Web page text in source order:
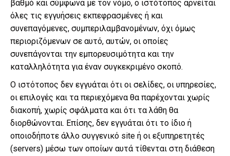
βαθμό και σύμφωνα με τον νόμο, ο ιστότοπος αρνείται
όλες τις εγγυήσεις εκπεφρασμένες ή και
συνεπαγόμενες, συμπεριλαμβανομένων, όχι όμως
περιοριζόμενων σε αυτό, αυτών, οι οποίες
συνεπάγονται την εμπορευσιμότητα και την
καταλληλότητα για έναν συγκεκριμένο σκοπό.
Ο ιστότοπος δεν εγγυάται ότι οι σελίδες, οι υπηρεσίες,
οι επιλογές και τα περιεχόμενα θα παρέχονται χωρίς
διακοπή, χωρίς σφάλματα και ότι τα λάθη θα
διορθώνονται. Επίσης, δεν εγγυάται ότι το ίδιο ή
οποιοδήποτε άλλο συγγενικό site ή οι εξυπηρετητές
(servers) μέσω των οποίων αυτά τίθενται στη διάθεση